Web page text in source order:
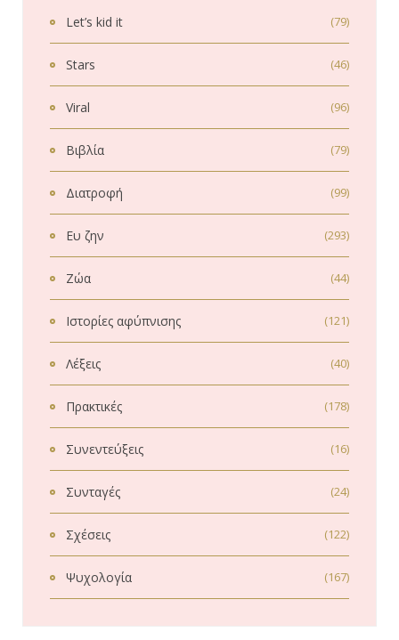
Let’s kid it (79)
Stars (46)
Viral (96)
Βιβλία (79)
Διατροφή (99)
Ευ ζην (293)
Ζώα (44)
Ιστορίες αφύπνισης (121)
Λέξεις (40)
Πρακτικές (178)
Συνεντεύξεις (16)
Συνταγές (24)
Σχέσεις (122)
Ψυχολογία (167)